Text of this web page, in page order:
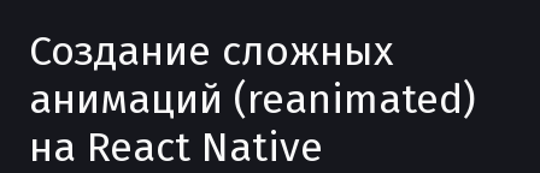
Вход
Создание сложных
анимаций (reanimated)
на React Native